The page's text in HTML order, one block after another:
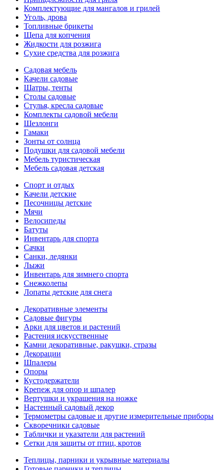
Комплектующие для мангалов и грилей
Уголь, дрова
Топливные брикеты
Щепа для копчения
Жидкости для розжига
Сухие средства для розжига
Садовая мебель
Качели садовые
Шатры, тенты
Столы садовые
Стулья, кресла садовые
Комплекты садовой мебели
Шезлонги
Гамаки
Зонты от солнца
Подушки для садовой мебели
Мебель туристическая
Мебель садовая детская
Спорт и отдых
Качели детские
Песочницы детские
Мячи
Велосипеды
Батуты
Инвентарь для спорта
Сачки
Санки, ледянки
Лыжи
Инвентарь для зимнего спорта
Снежколепы
Лопаты детские для снега
Декоративные элементы
Садовые фигуры
Арки для цветов и растений
Растения искусственные
Камни декоративные, ракушки, стразы
Декорации
Шпалеры
Опоры
Кустодержатели
Крепеж для опор и шпалер
Вертушки и украшения на ножке
Настенный садовый декор
Термометры садовые и другие измерительные приборы
Скворечники садовые
Таблички и указатели для растений
Сетки для защиты от птиц, кротов
Теплицы, парники и укрывные материалы